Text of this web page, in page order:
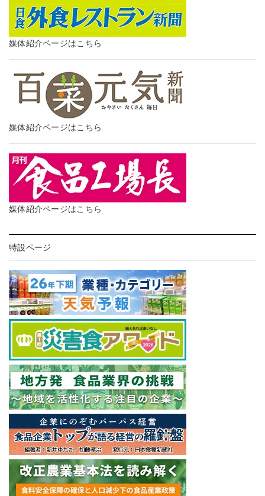
媒体紹介ページはこちら
媒体紹介ページはこちら
媒体紹介ページはこちら
特設ページ